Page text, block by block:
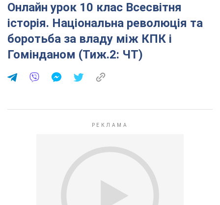
Онлайн урок 10 клас Всесвітня
історія. Національна революція та
боротьба за владу між КПК і
Гомінданом (Тиж.2: ЧТ)